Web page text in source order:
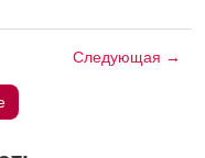
Следующая →